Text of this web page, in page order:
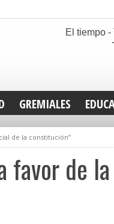
El tiempo -
GREMIALES
de la constitución”
favor de